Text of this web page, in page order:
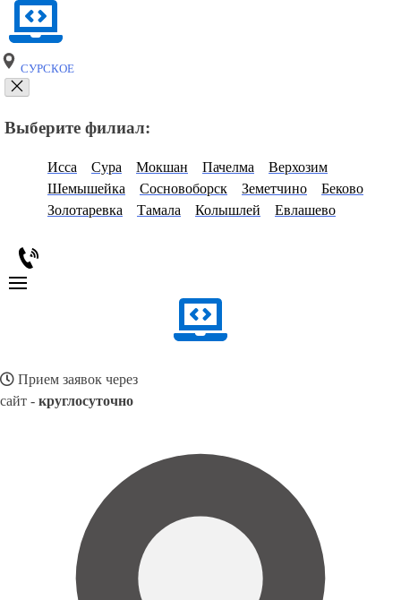
СУРСКОЕ
Выберите филиал:
Исса Сура Мокшан Пачелма
Верхозим
Шемышейка
Сосновоборск Земетчино
Беково
Золотаревка
Тамала Колышлей Евлашево
Прием заявок через
сайт - круглосуточно